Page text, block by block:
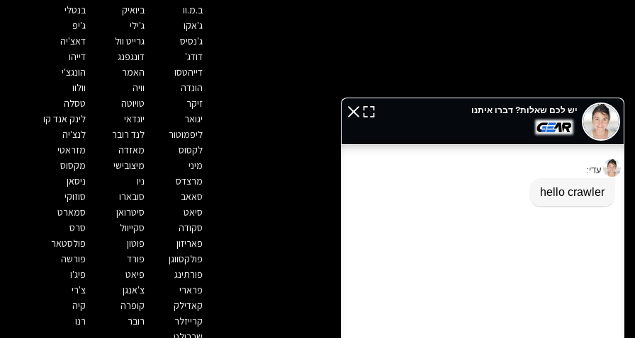
ב.מ.וו
ביואיק
בנטלי
ג'אקו
ג'ילי
ג'יפ
ג'נסיס
גרייט וול
דאצ'יה
דודג'
דונגפנג
דייהו
דייהטסו
האמר
הונגצ'י
הונדה
וויה
וולוו
זיקר
טויוטה
טסלה
יגואר
יונדאי
לינק אנד קו
ליפמוטור
לנד רובר
לנצ'יה
לקסוס
מאזדה
מזראטי
מיני
מיצובישי
מקסוס
מרצדס
ניו
ניסאן
סאאב
סובארו
סוזוקי
סיאט
סיטרואן
סמארט
סקודה
סקייוול
סרס
פאריזון
פוטון
פולסטאר
פולקסווגן
פורד
פורשה
פורתינג
פיאט
פיג'ו
פרארי
צ'אנגן
צ'רי
קאדילק
קופרה
קיה
קרייזלר
רובר
רנו